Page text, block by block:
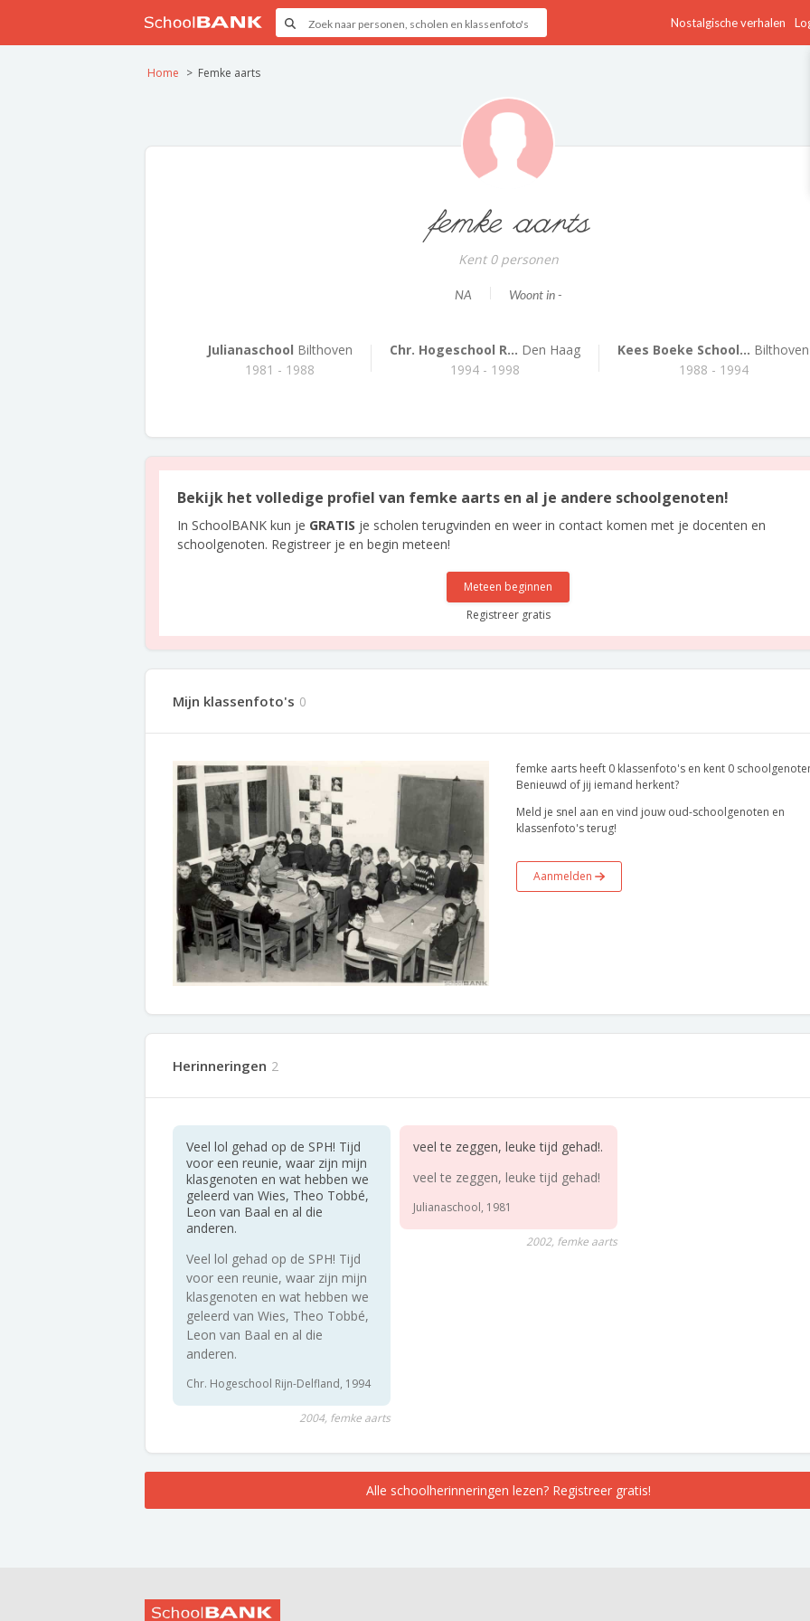
Nostalgische verhalen
Home Femke aarts
femke aarts
Kent 0 personen
NA Woont in -
Julianaschool Bilthoven
1981 - 1988
Chr. Hogeschool R... Den Haag
1994 - 1998
Kees Boeke School... Bilthoven
1988 - 1994
Bekijk het volledige profiel van femke aarts en al je andere schoolgenoten!
In SchoolBANK kun je GRATIS je scholen terugvinden en weer in contact komen met je docenten en
schoolgenoten. Registreer je en begin meteen!
Meteen beginnen
Registreer gratis
Mijn klassenfoto's 0
femke aarts heeft 0 klassenfoto's en kent 0
Benieuwd of jij iemand herkent?
Meld je snel aan en vind jouw oud-schoolgenoten en
klassenfoto's terug!
Aanmelden
Herinneringen 2
Veel lol gehad op de SPH! Tijd
voor een reunie, waar zijn mijn
klasgenoten en wat hebben we
geleerd van Wies, Theo Tobbé,
Leon van Baal en al die
anderen.
Veel lol gehad op de SPH! Tijd
voor een reunie, waar zijn mijn
klasgenoten en wat hebben we
geleerd van Wies, Theo Tobbé,
Leon van Baal en al die
anderen.
Chr. Hogeschool Rijn-Delfland, 1994
2004, femke aarts
veel te zeggen, leuke tijd gehad!.
veel te zeggen, leuke tijd gehad!
Julianaschool, 1981
2002, femke aarts
Alle schoolherinneringen lezen? Registreer gratis!